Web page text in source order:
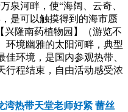
泉河畔，使“海阔、云奇、
是可以触摸得到的海市蜃
隆南药植物园】（游览不
环境幽雅的太阳河畔，典型
环境，是国内参观热带、
行程结束，自由活动感受浓
湾热带天堂老师好紧 蕾丝